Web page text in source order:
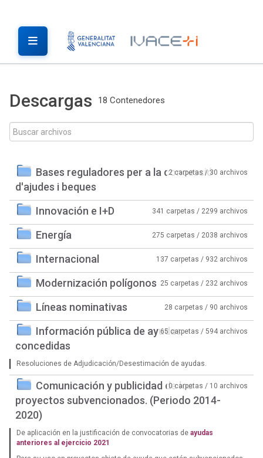
Descargas 18 Contenedores
Bases reguladores per a la concessió
d'ajudes i beques
2 carpetas / 30 archivos
Innovación e I+D 341 carpetas / 2299 archivos
Energía 275 carpetas / 2038 archivos
Internacional 137 carpetas / 932 archivos
Modernización polígonos 25 carpetas / 232 archivos
Líneas nominativas 28 carpetas / 90 archivos
Información pública de ayudas
concedidas
65 carpetas / 594 archivos
Resoluciones de Adjudicación/Desestimación de ayudas.
Comunicación y publicidad de los
proyectos subvencionados. (Periodo 2014-
2020)
0 carpetas / 10 archivos
De aplicación en la justificación de convocatorias de ayudas
anteriores al ejercicio 2021